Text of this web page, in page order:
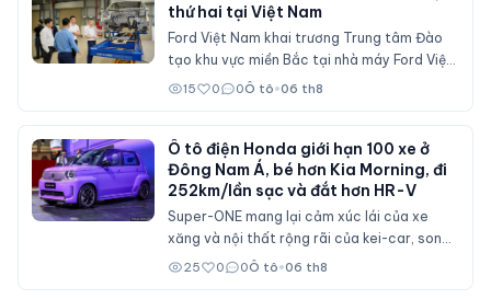
Honda HR-V.
thứ hai tại Việt Nam
Ford Việt Nam khai trương Trung tâm Đào
tạo khu vực miền Bắc tại nhà máy Ford Việt
Nam (Hải Phòng), đóng vai trò đào tạo cho
15 0 0Ô tô•06 th8
Ô tô điện Honda giới hạn 100 xe ở
Đông Nam Á, bé hơn Kia Morning, đi
252km/lần sạc và đắt hơn HR-V
Super-ONE mang lại cảm xúc lái của xe
xăng và nội thất rộng rãi của kei-car, song
không dành cho số đông bởi giá bán ngang
25 0 0Ô tô•06 th8